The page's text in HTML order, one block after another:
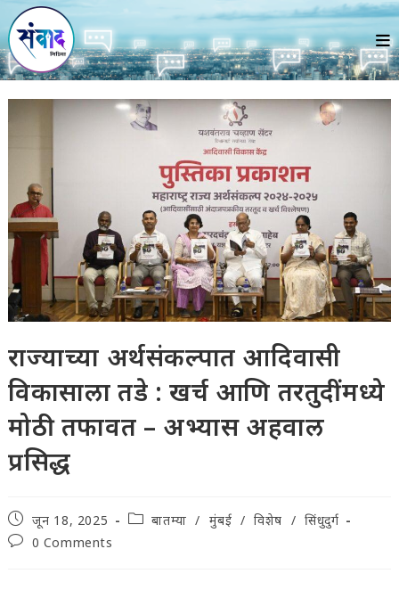
Skip
to
content
राज्याच्या अर्थसंकल्पात आदिवासी
विकासाला तडे : खर्च आणि तरतुदींमध्ये
मोठी तफावत – अभ्यास अहवाल
प्रसिद्ध
Post
published:
जून 18, 2025
Postबातम्या / मुंबई / विशेष / सिंधुदुर्ग
Post0 Comments